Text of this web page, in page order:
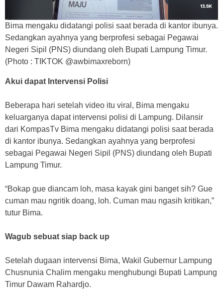
Bima mengaku didatangi polisi saat berada di kantor ibunya.
Sedangkan ayahnya yang berprofesi sebagai Pegawai
Negeri Sipil (PNS) diundang oleh Bupati Lampung Timur.
(Photo : TIKTOK @awbimaxreborn)
Akui dapat Intervensi Polisi
Beberapa hari setelah video itu viral, Bima mengaku
keluarganya dapat intervensi polisi di Lampung. Dilansir
dari KompasTv Bima mengaku didatangi polisi saat berada
di kantor ibunya. Sedangkan ayahnya yang berprofesi
sebagai Pegawai Negeri Sipil (PNS) diundang oleh Bupati
Lampung Timur.
“Bokap gue diancam loh, masa kayak gini banget sih? Gue
cuman mau ngritik doang, loh. Cuman mau ngasih kritikan,”
tutur Bima.
Wagub sebuat siap back up
Setelah dugaan intervensi Bima, Wakil Gubernur Lampung
Chusnunia Chalim mengaku menghubungi Bupati Lampung
Timur Dawam Rahardjo.